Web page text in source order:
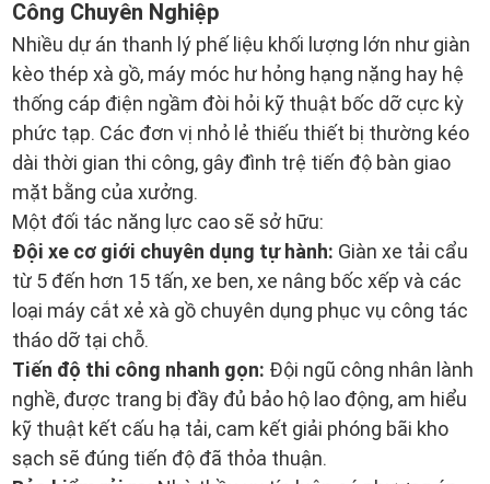
Công Chuyên Nghiệp
Nhiều dự án thanh lý phế liệu khối lượng lớn như giàn
kèo thép xà gồ, máy móc hư hỏng hạng nặng hay hệ
thống cáp điện ngầm đòi hỏi kỹ thuật bốc dỡ cực kỳ
phức tạp. Các đơn vị nhỏ lẻ thiếu thiết bị thường kéo
dài thời gian thi công, gây đình trệ tiến độ bàn giao
mặt bằng của xưởng.
Một đối tác năng lực cao sẽ sở hữu:
Đội xe cơ giới chuyên dụng tự hành: Giàn xe tải cẩu
từ 5 đến hơn 15 tấn, xe ben, xe nâng bốc xếp và các
loại máy cắt xẻ xà gồ chuyên dụng phục vụ công tác
tháo dỡ tại chỗ.
Tiến độ thi công nhanh gọn: Đội ngũ công nhân lành
nghề, được trang bị đầy đủ bảo hộ lao động, am hiểu
kỹ thuật kết cấu hạ tải, cam kết giải phóng bãi kho
sạch sẽ đúng tiến độ đã thỏa thuận.